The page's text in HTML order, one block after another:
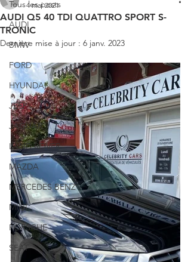
Tous les posts
AUDI
BMW
FORD
HYUNDAI
JEEP
JAGUAR
LAND ROVER
MAZDA
MERCEDES BENZ
MINI
PORSCHE
SEAT
AUDI Q5 40 TDI QUATTRO SPORT S-
TRONIC
4 mai 2021
Dernière mise à jour : 6 janv. 2023